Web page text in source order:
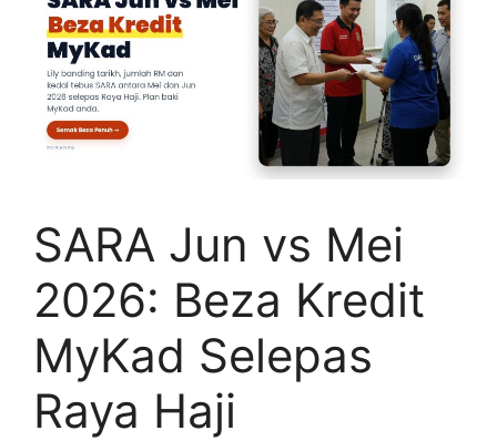
SARA Jun vs Mei
2026: Beza Kredit
MyKad Selepas
Raya Haji